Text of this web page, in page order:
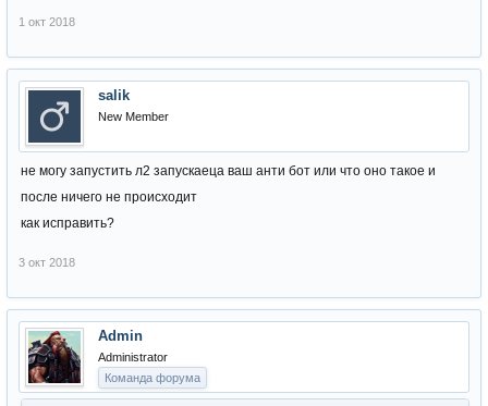
1 окт 2018
salik
New Member
не могу запустить л2 запускаеца ваш анти бот или что оно такое и
после ничего не происходит
как исправить?
3 окт 2018
Admin
Administrator
Команда форума